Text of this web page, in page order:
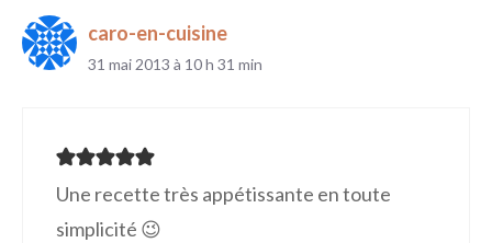
caro-en-cuisine
31 mai 2013 à 10 h 31 min
Une recette très appétissante en toute
simplicité 😉